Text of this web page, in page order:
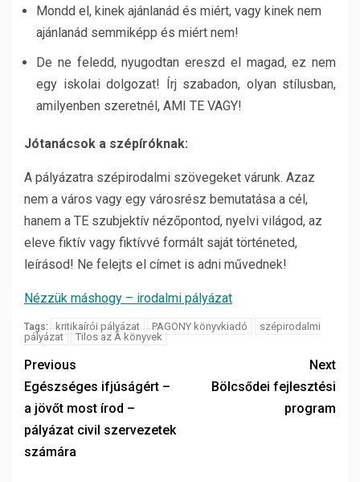
Mondd el, kinek ajánlanád és miért, vagy kinek nem
ajánlanád semmiképp és miért nem!
De ne feledd, nyugodtan ereszd el magad, ez nem
egy iskolai dolgozat! Írj szabadon, olyan stílusban,
amilyenben szeretnél, AMI TE VAGY!
Jótanácsok a szépíróknak:
A pályázatra szépirodalmi szövegeket várunk. Azaz
nem a város vagy egy városrész bemutatása a cél,
hanem a TE szubjektív nézőpontod, nyelvi világod, az
eleve fiktív vagy fiktívvé formált saját történeted,
leírásod! Ne felejts el címet is adni művednek!
Nézzük máshogy – irodalmi pályázat
Tags: kritikaírói pályázat PAGONY könyvkiadó
szépirodalmi
pályázat
Tilos az Á könyvek
Previous
Egészséges ifjúságért –
a jövőt most írod –
pályázat civil szervezetek
számára
Next
Bölcsődei fejlesztési
program